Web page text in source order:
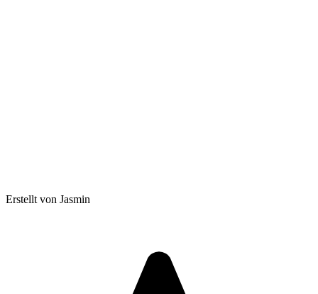
Erstellt von Jasmin